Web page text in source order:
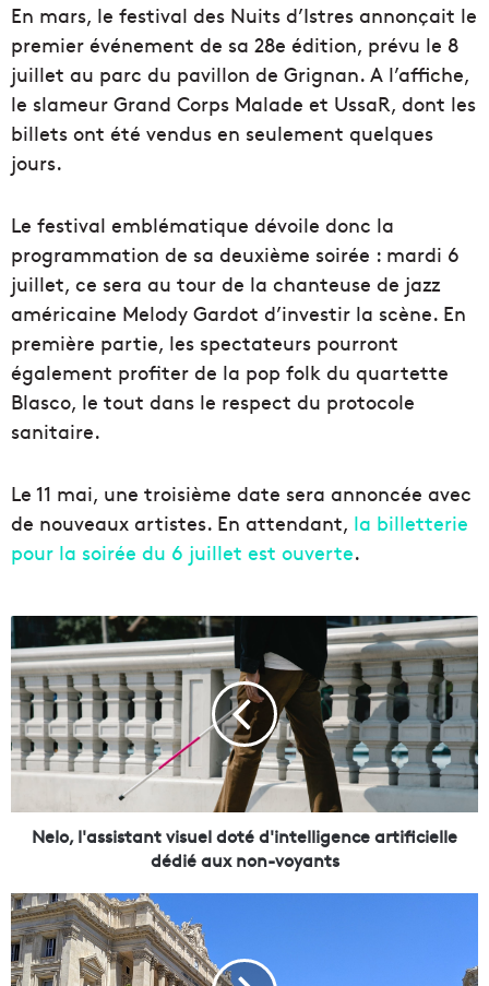
En mars, le festival des Nuits d’Istres annonçait le
premier événement de sa 28e édition, prévu le 8
juillet au parc du pavillon de Grignan. A l’affiche,
le slameur Grand Corps Malade et UssaR, dont les
billets ont été vendus en seulement quelques
jours.
Le festival emblématique dévoile donc la
programmation de sa deuxième soirée : mardi 6
juillet, ce sera au tour de la chanteuse de jazz
américaine Melody Gardot d’investir la scène. En
première partie, les spectateurs pourront
également profiter de la pop folk du quartette
Blasco, le tout dans le respect du protocole
sanitaire.
Le 11 mai, une troisième date sera annoncée avec
de nouveaux artistes. En attendant, la billetterie
pour la soirée du 6 juillet est ouverte.
N
e
l
o
,
l
'
s
t
a
n
t
Nelo, l'assistant visuel doté d'intelligence artificielle
dédié aux non-voyants
H
a
l
l